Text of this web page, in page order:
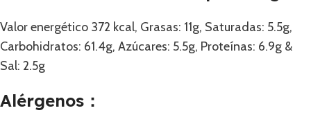
Valor energético 372 kcal, Grasas: 11g, Saturadas: 5.5g,
Carbohidratos: 61.4g, Azúcares: 5.5g, Proteínas: 6.9g &
Sal: 2.5g
Alérgenos：